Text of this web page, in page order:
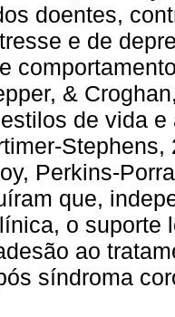
doentes,
e de
&
de vida
Perkins-
que,
o suporte
ao
síndroma